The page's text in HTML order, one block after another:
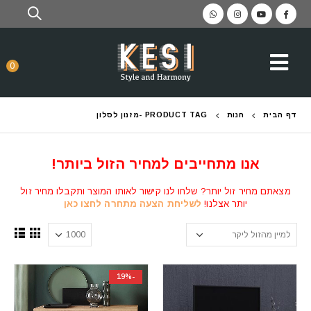
0
דף הבית חנות PRODUCT TAG - מזנון לסלון
אנו מתחייבים למחיר הזול ביותר!
מצאתם מחיר זול יותר? שלחו לנו קישור לאותו המוצר ותקבלו מחיר זול
יותר אצלנו! לשליחת הצעה מתחרה לחצו כאן
-19%